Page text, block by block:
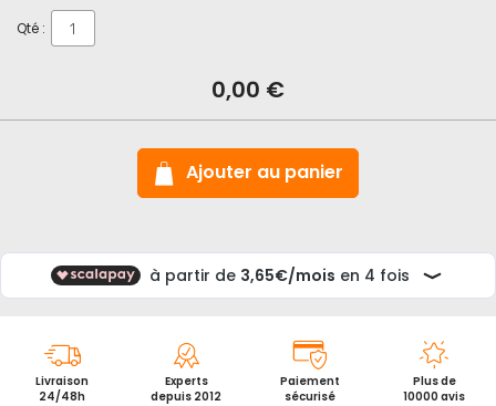
Qté :
64
0,00 €
Ajouter au panier
Livraison
24/48h
Experts
depuis 2012
Paiement
sécurisé
Plus de
10000 avis